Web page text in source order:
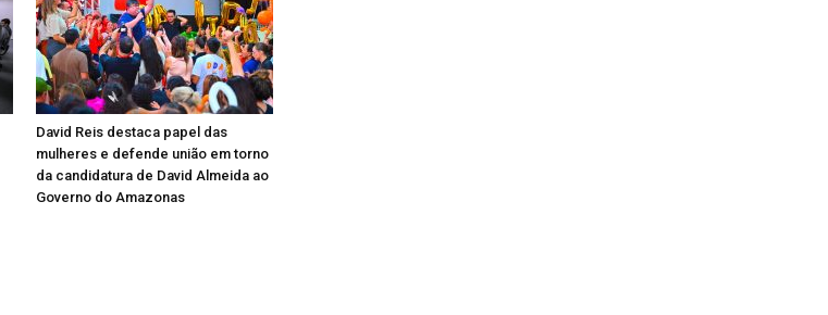
David Reis destaca papel das
mulheres e defende união em torno
da candidatura de David Almeida ao
Governo do Amazonas